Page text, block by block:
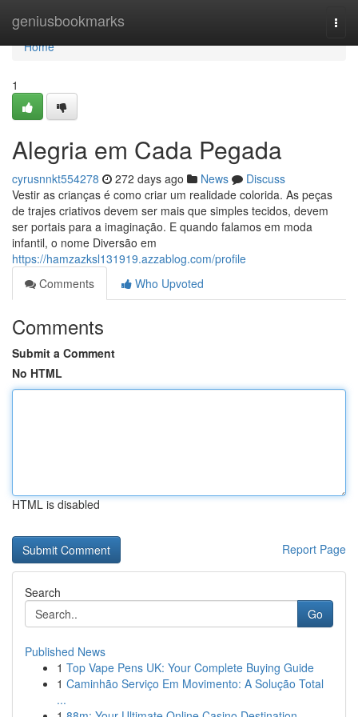
geniusbookmarks
Home
Home
1
Alegria em Cada Pegada
cyrusnnkt554278 272 days ago News
Discuss
Vestir as crianças é como criar um realidade colorida. As peças
de trajes criativos devem ser mais que simples tecidos, devem
ser portais para a imaginação. E quando falamos em moda
infantil, o nome Diversão em
https://hamzazksl131919.azzablog.com/profile
Comments
Who Upvoted
Comments
Submit a Comment
No HTML
HTML is disabled
Report Page
Search
Go
Published News
1 Top Vape Pens UK: Your Complete Buying Guide
1 Caminhão Serviço Em Movimento: A Solução Total
...